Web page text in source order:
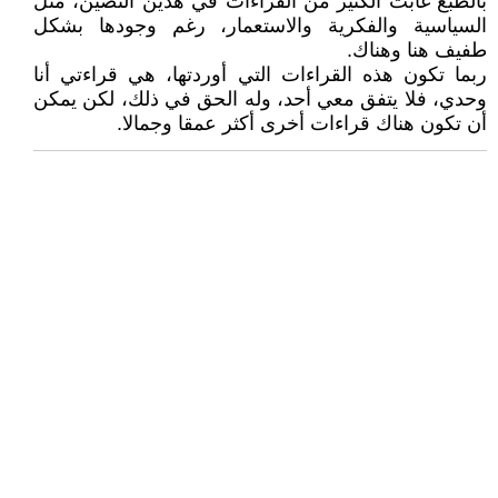
السياسية والفكرية والاستعمار، رغم وجودها بشكل
طفيف هنا وهناك.
ربما تكون هذه القراءات التي أوردتها، هي قراءتي أنا
وحدي، فلا يتفق معي أحد، وله الحق في ذلك، لكن يمكن
أن تكون هناك قراءات أخرى أكثر عمقا وجمالا.